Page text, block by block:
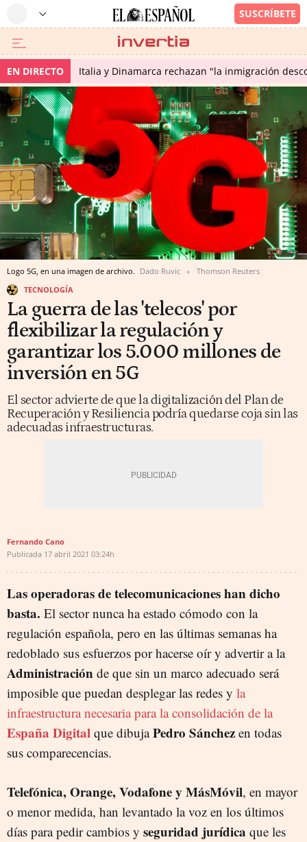
EN DIRECTO Italia y Dinamarca rechazan "la inmigración
Logo 5G, en una imagen de archivo. Dado Ruvic
Thomson Reuters
TECNOLOGÍA
La guerra de las 'telecos' por
flexibilizar la regulación y
garantizar los 5.000 millones de
inversión en 5G
El sector advierte de que la digitalización del Plan de
Recuperación y Resiliencia podría quedarse coja sin las
adecuadas infraestructuras.
Fernando Cano
Publicada 17 abril 2021 03:24h
Las operadoras de telecomunicaciones han dicho
basta. El sector nunca ha estado cómodo con la
regulación española, pero en las últimas semanas ha
redoblado sus esfuerzos por hacerse oír y advertir a la
Administración de que sin un marco adecuado será
imposible que puedan desplegar las redes y la
infraestructura necesaria para la consolidación de la
España Digital que dibujaPedro Sánchez en todas
sus comparecencias.
Telefónica, Orange, Vodafone y MásMóvil, en mayor
o menor medida, han levantado la voz en los últimos
días para pedir cambios y seguridad jurídica que les